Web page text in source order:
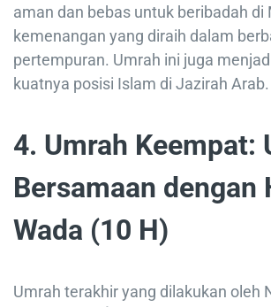
aman dan bebas untuk beribadah di
kemenangan yang diraih dalam
pertempuran. Umrah ini juga
kuatnya posisi Islam di Jazirah Arab.
4. Umrah Keempat:
Bersamaan dengan
Wada (10 H)
Umrah terakhir yang dilakukan oleh